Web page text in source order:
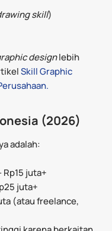
skill)
designlebih
Skill Graphic
(2026)
adalah:
Rp15 juta+
juta+
(atau freelance,